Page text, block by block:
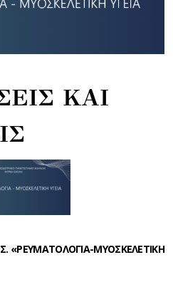
ΚΑΙ
«ΡΕΥΜΑΤΟΛΟΓΙΑ-ΜΥΟΣΚΕΛΕΤΙΚΗ